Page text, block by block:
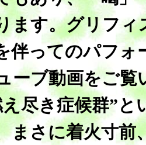
ます。グリフィ
伴ってのパフォ
ーブ動画をご覧
尽き症候群”と
まさに着火寸前